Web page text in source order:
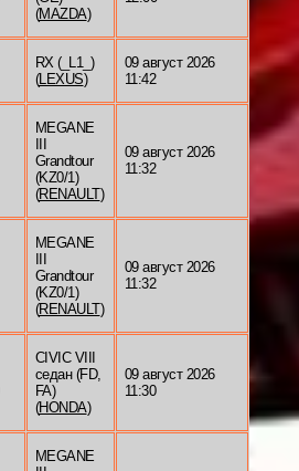
(MAZDA)
RX (_L1_)
(LEXUS)
09 август 2026
11:42
MEGANE
Grandtour
(KZ0/1)
(RENAULT)
09 август 2026
11:32
MEGANE
Grandtour
(KZ0/1)
(RENAULT)
09 август 2026
11:32
CIVIC VIII
седан (FD,
FA)
(HONDA)
09 август 2026
11:30
MEGANE